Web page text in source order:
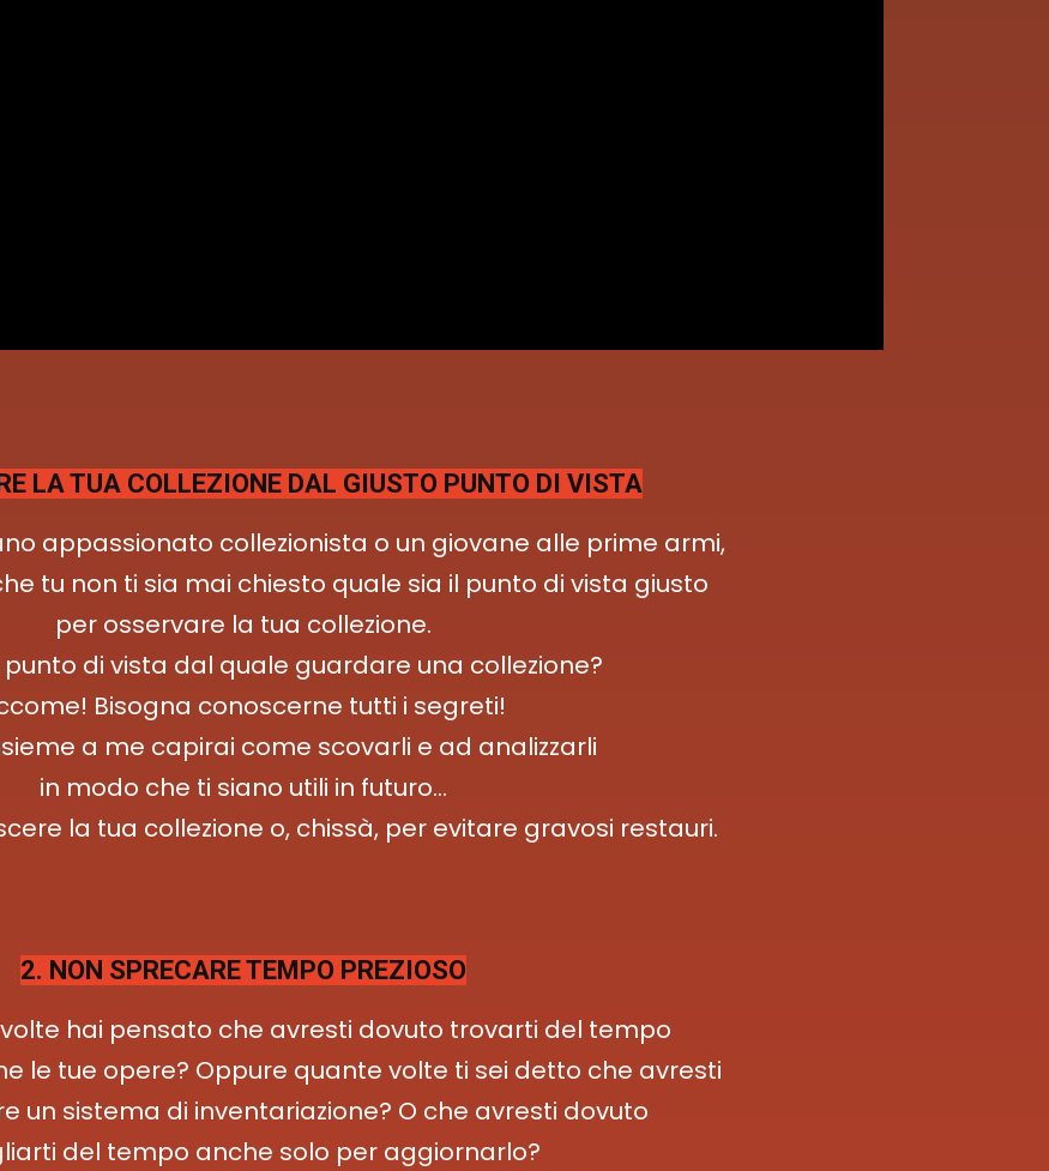
LA TUA COLLEZIONE DAL GIUSTO PUNTO DI VISTA
appassionato collezionista o un giovane alle prime armi,
tu non ti sia mai chiesto quale sia il punto di vista giusto
per osservare la tua collezione.
punto di vista dal quale guardare una collezione?
Bisogna conoscerne tutti i segreti!
a me capirai come scovarli e ad analizzarli
in modo che ti siano utili in futuro…
la tua collezione o, chissà, per evitare gravosi restauri.
2. NON SPRECARE TEMPO PREZIOSO
hai pensato che avresti dovuto trovarti del tempo
le tue opere? Oppure quante volte ti sei detto che avresti
un sistema di inventariazione? O che avresti dovuto
del tempo anche solo per aggiornarlo?